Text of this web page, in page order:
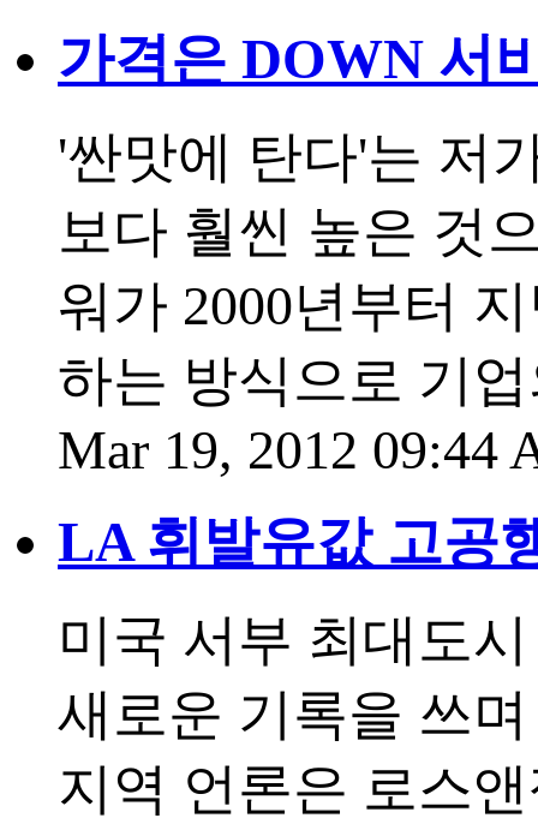
가격은 DOWN 서
'싼맛에 탄다'는 저
보다 훨씬 높은 것
워가 2000년부터
하는 방식으로 기
Mar 19, 2012 09:44
LA 휘발유값 고공
미국 서부 최대도
새로운 기록을 쓰
지역 언론은 로스